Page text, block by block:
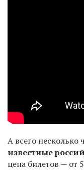
А всего несколько
известные
цена билетов — от